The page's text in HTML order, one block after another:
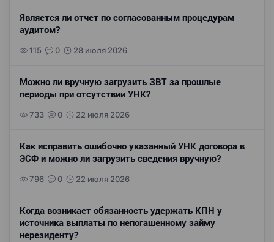
Является ли отчет по согласованным процедурам
аудитом?
115 0 28 июля 2026
Можно ли вручную загрузить ЗВТ за прошлые
периоды при отсутствии УНК?
733 0 22 июля 2026
Как исправить ошибочно указанный УНК договора в
ЭСФ и можно ли загрузить сведения вручную?
796 0 22 июля 2026
Когда возникает обязанность удержать КПН у
источника выплаты по непогашенному займу
нерезиденту?